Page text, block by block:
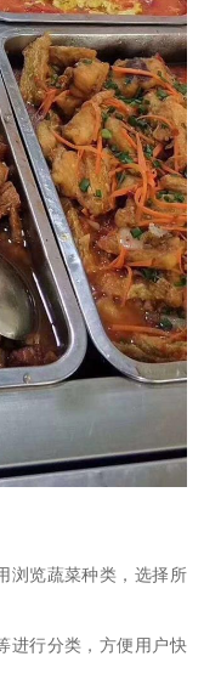
浏览蔬菜种类，选择所
进行分类，方便用户快